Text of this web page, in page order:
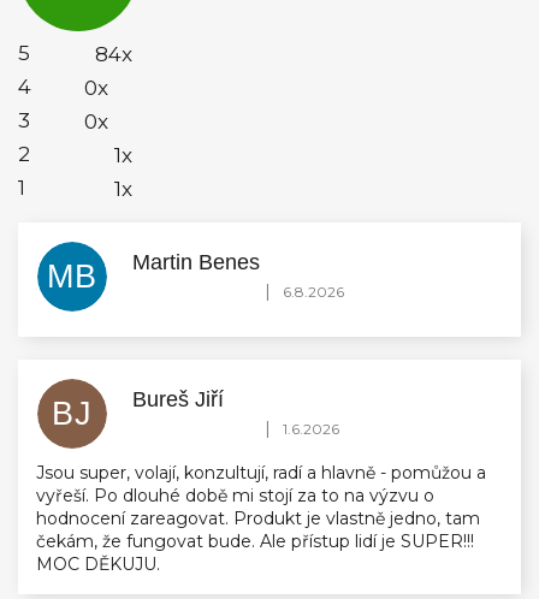
5
84x
4
0x
3
0x
2
1x
1
1x
MB Martin Benes
Hodnocení obchodu je 5 z 5 hvězdiček.
| 6.8.2026
BJ Bureš Jiří
Hodnocení obchodu je 5 z 5 hvězdiček.
| 1.6.2026
Jsou super, volají, konzultují, radí a hlavně - pomůžou a
vyřeší. Po dlouhé době mi stojí za to na výzvu o
hodnocení zareagovat. Produkt je vlastně jedno, tam
čekám, že fungovat bude. Ale přístup lidí je SUPER!!!
MOC DĚKUJU.